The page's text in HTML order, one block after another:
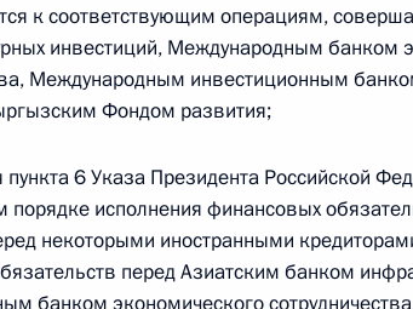
закон от 26.07.2026 г. № 270-ФЗ
в статью 10 Федерального закона «Об
закон от 26.07.2026 г. № 244-ФЗ
Соглашения между Правительством
к соответствующим операциям,
инвестиций, Международным банком
Международным инвестиционным
Фондом развития;
6 Указа Президента Российской
исполнения финансовых
некоторыми иностранными
перед Азиатским банком